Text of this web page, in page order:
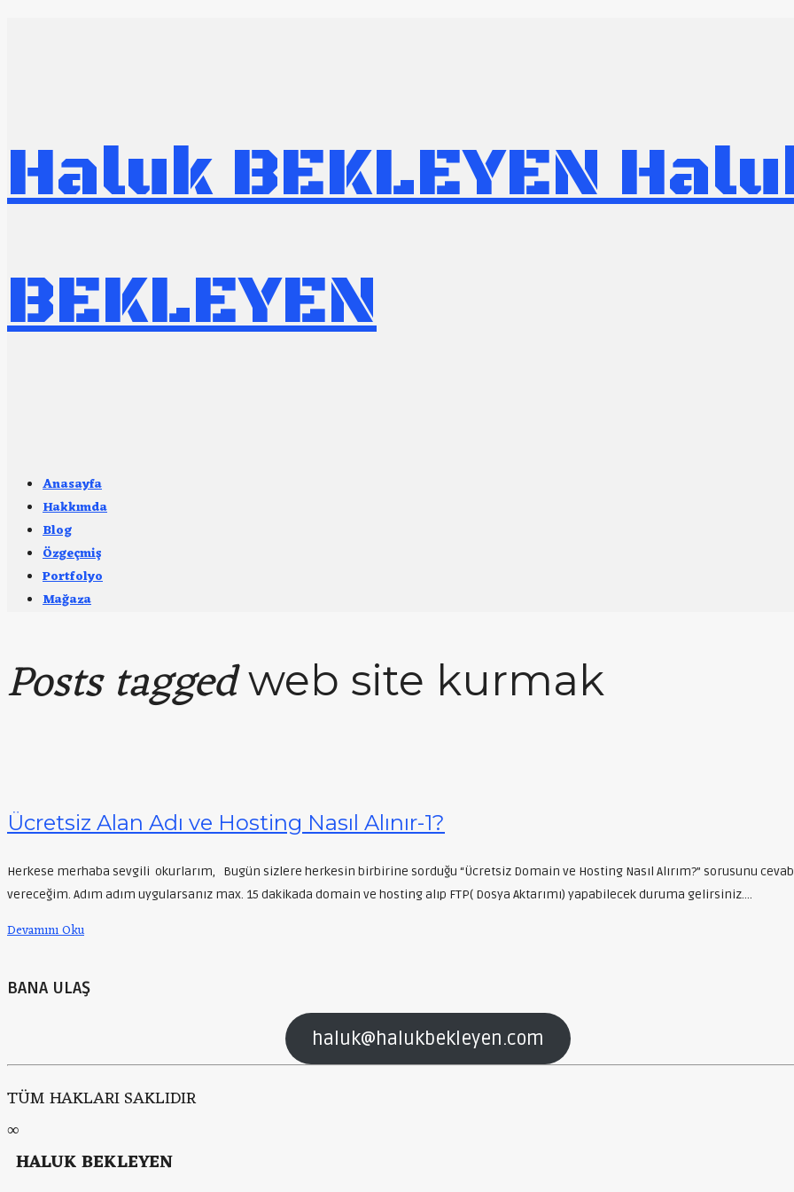
Haluk BEKLEYEN
BEKLEYEN
Anasayfa
Hakkımda
Blog
Özgeçmiş
Portfolyo
Mağaza
Posts tagged web site kurmak
Ücretsiz Alan Adı ve Hosting Nasıl Alınır-1?
Herkese merhaba sevgili okurlarım, Bugün sizlere herkesin birbirine sorduğu “Ücretsiz Domain ve Hosting Nasıl Alırım?” sorusunu
vereceğim. Adım adım uygularsanız max. 15 dakikada domain ve hosting alıp FTP( Dosya Aktarımı) yapabilecek duruma gelirsiniz….
Devamını Oku
BANA ULAŞ
haluk@halukbekleyen.com
TÜM HAKLARI SAKLIDIR
∞
HALUK BEKLEYEN